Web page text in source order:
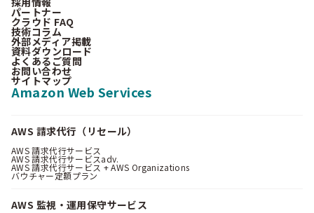
パートナー
クラウド FAQ
技術コラム
外部メディア掲載
資料ダウンロード
よくあるご質問
お問い合わせ
サイトマップ
Amazon Web Services
AWS 請求代行（リセール）
AWS 請求代行サービス
AWS 請求代行サービスadv.
AWS 請求代行サービス + AWS Organizations
バウチャー定額プラン
AWS 監視・運用保守サービス